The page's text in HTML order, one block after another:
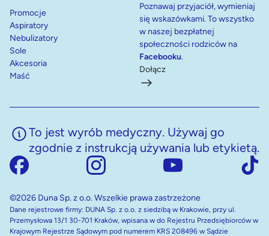
Promocje
Aspiratory
Nebulizatory
Sole
Akcesoria
Maść
Poznawaj przyjaciół, wymieniaj
się wskazówkami. To wszystko
w naszej bezpłatnej
społeczności rodziców na
Facebooku.
Dołącz
To jest wyrób medyczny. Używaj go
zgodnie z instrukcją używania lub etykietą.
©2026 Duna Sp. z o.o. Wszelkie prawa zastrzeżone
Dane rejestrowe firmy: DUNA Sp. z o.o. z siedzibą w Krakowie, przy ul.
Przemysłowa 13/1 30-701 Kraków, wpisana w do Rejestru Przedsiębiorców w
Krajowym Rejestrze Sądowym pod numerem KRS 208496 w Sądzie